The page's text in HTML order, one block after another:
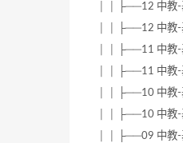
│ │ ├──12 中教-
│ │ ├──12 中教-
│ │ ├──11 中教-
│ │ ├──11 中教-
│ │ ├──10 中教-
│ │ ├──10 中教-
│ │ ├──09 中教-